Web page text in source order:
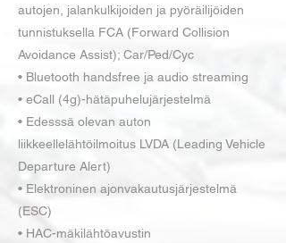
autojen, jalankulkijoiden ja pyöräilijöiden
tunnistuksella FCA (Forward Collision
Avoidance Assist); Car/Ped/Cyc
• Bluetooth handsfree ja audio streaming
• eCall (4g)-hätäpuhelujärjestelmä
• Edesssä olevan auton
liikkeellelähtöilmoitus LVDA (Leading Vehicle
Departure Alert)
• Elektroninen ajonvakautusjärjestelmä
(ESC)
• HAC-mäkilähtöavustin